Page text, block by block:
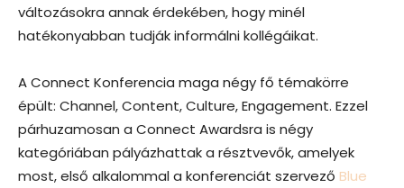
változásokra annak érdekében, hogy minél
hatékonyabban tudják informálni kollégáikat.
A Connect Konferencia maga négy fő témakörre
épült: Channel, Content, Culture, Engagement. Ezzel
párhuzamosan a Connect Awardsra is négy
kategóriában pályázhattak a résztvevők, amelyek
most, első alkalommal a konferenciát szervező Blue